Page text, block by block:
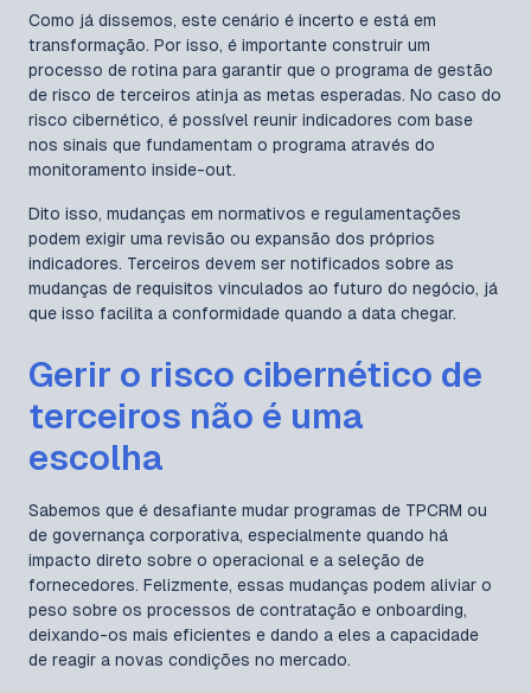
Como já dissemos, este cenário é incerto e está em
transformação. Por isso, é importante construir um
processo de rotina para garantir que o programa de gestão
de risco de terceiros atinja as metas esperadas. No caso do
risco cibernético, é possível reunir indicadores com base
nos sinais que fundamentam o programa através do
monitoramento inside-out.
Dito isso, mudanças em normativos e regulamentações
podem exigir uma revisão ou expansão dos próprios
indicadores. Terceiros devem ser notificados sobre as
mudanças de requisitos vinculados ao futuro do negócio, já
que isso facilita a conformidade quando a data chegar.
Gerir o risco cibernético de
terceiros não é uma
escolha
Sabemos que é desafiante mudar programas de TPCRM ou
de governança corporativa, especialmente quando há
impacto direto sobre o operacional e a seleção de
fornecedores. Felizmente, essas mudanças podem aliviar o
peso sobre os processos de contratação e onboarding,
deixando-os mais eficientes e dando a eles a capacidade
de reagir a novas condições no mercado.